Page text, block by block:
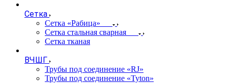
Сетка
Сетка «Рабица»
Сетка стальная сварная
Сетка тканая
ВЧШГ
Трубы под соединение «RJ»
Трубы под соединение «Tyton»